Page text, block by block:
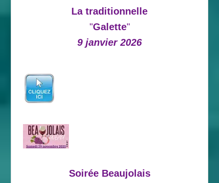
La traditionnelle
"Galette"
9 janvier 2026
Soirée Beaujolais